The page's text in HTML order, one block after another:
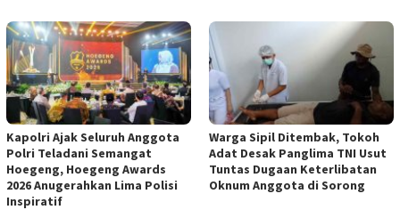
Kapolri Ajak Seluruh Anggota
Polri Teladani Semangat
Hoegeng, Hoegeng Awards
2026 Anugerahkan Lima Polisi
Inspiratif
Warga Sipil Ditembak, Tokoh
Adat Desak Panglima TNI Usut
Tuntas Dugaan Keterlibatan
Oknum Anggota di Sorong